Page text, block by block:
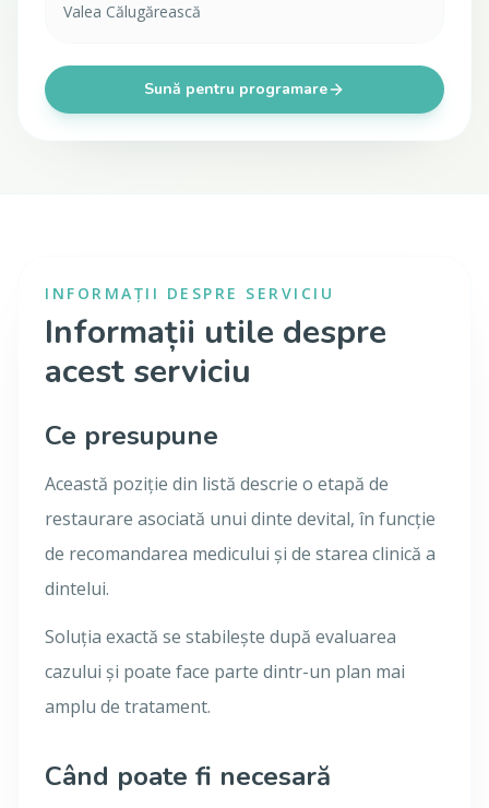
Valea Călugărească
Sună pentru programare
INFORMAȚII DESPRE SERVICIU
Informații utile despre
acest serviciu
Ce presupune
Această poziție din listă descrie o etapă de
restaurare asociată unui dinte devital, în funcție
de recomandarea medicului și de starea clinică a
dintelui.
Soluția exactă se stabilește după evaluarea
cazului și poate face parte dintr-un plan mai
amplu de tratament.
Când poate fi necesară